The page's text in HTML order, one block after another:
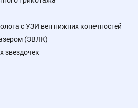
с УЗИ вен нижних конечностей
(ЭВЛК)
звездочек